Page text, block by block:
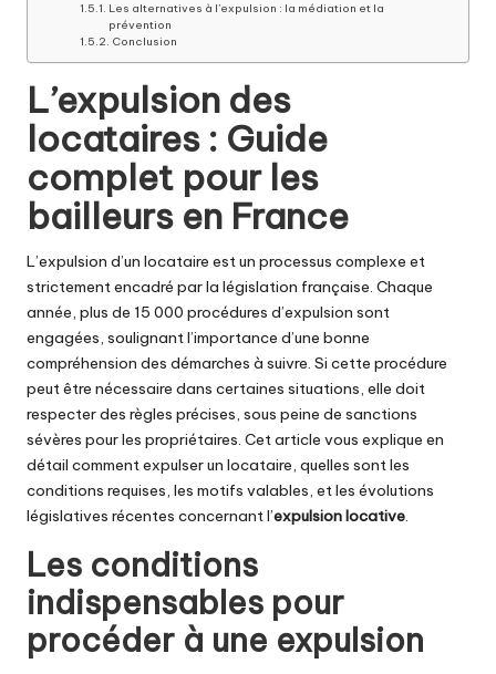
Les alternatives à l’expulsion : la médiation et la
prévention
Conclusion
L’expulsion des
locataires : Guide
complet pour les
bailleurs en France
L’expulsion d’un locataire est un processus complexe et
strictement encadré par la législation française. Chaque
année, plus de 15 000 procédures d’expulsion sont
engagées, soulignant l’importance d’une bonne
compréhension des démarches à suivre. Si cette procédure
peut être nécessaire dans certaines situations, elle doit
respecter des règles précises, sous peine de sanctions
sévères pour les propriétaires. Cet article vous explique en
détail comment expulser un locataire, quelles sont les
conditions requises, les motifs valables, et les évolutions
législatives récentes concernant l’expulsion locative.
Les conditions
indispensables pour
procéder à une expulsion